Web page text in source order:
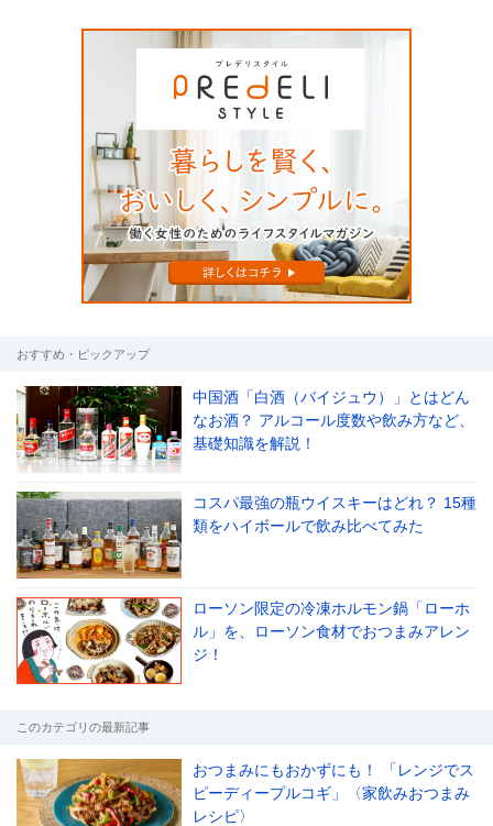
おすすめ・ピックアップ
中国酒「白酒（バイジュウ）」とはどん
なお酒？ アルコール度数や飲み方など、
基礎知識を解説！
コスパ最強の瓶ウイスキーはどれ？ 15種
類をハイボールで飲み比べてみた
ローソン限定の冷凍ホルモン鍋「ローホ
ル」を、ローソン食材でおつまみアレン
ジ！
このカテゴリの最新記事
おつまみにもおかずにも！ 「レンジでス
ピーディープルコギ」〈家飲みおつまみ
レシピ〉